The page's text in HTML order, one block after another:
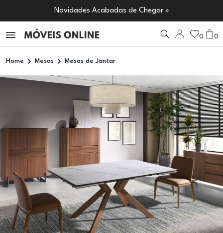
Novidades Acabadas de Chegar »
0 0
Home Mesas Mesas de Jantar